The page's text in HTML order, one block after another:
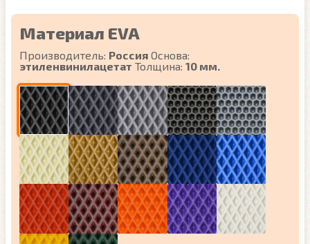
Материал EVA
Производитель: Россия Основа:
этиленвинилацетат Толщина: 10 мм.